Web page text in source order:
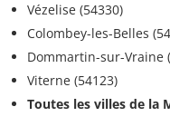
Vézelise (54330)
Colombey-les-Belles
Dommartin-sur-Vraine
Viterne (54123)
Toutes les villes de la